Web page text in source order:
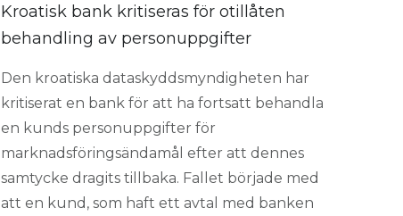
Kroatisk bank kritiseras för otillåten
behandling av personuppgifter
Den kroatiska dataskyddsmyndigheten har
kritiserat en bank för att ha fortsatt behandla
en kunds personuppgifter för
marknadsföringsändamål efter att dennes
samtycke dragits tillbaka. Fallet började med
att en kund, som haft ett avtal med banken